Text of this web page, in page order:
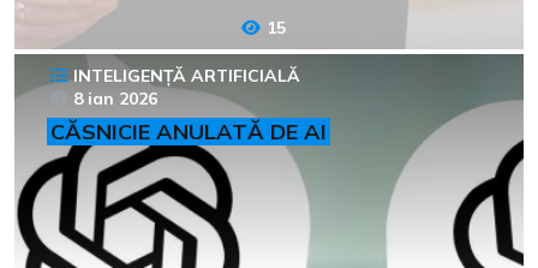
15
INTELIGENȚĂ ARTIFICIALĂ
8 ian 2026
CĂSNICIE ANULATĂ DE AI